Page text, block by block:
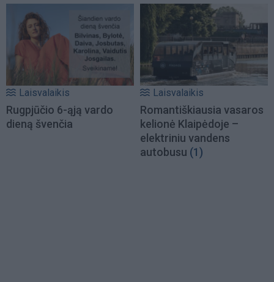
Laisvalaikis
Rugpjūčio 6-ąją vardo
dieną švenčia
Laisvalaikis
Romantiškiausia vasaros
kelionė Klaipėdoje –
elektriniu vandens
autobusu (1)